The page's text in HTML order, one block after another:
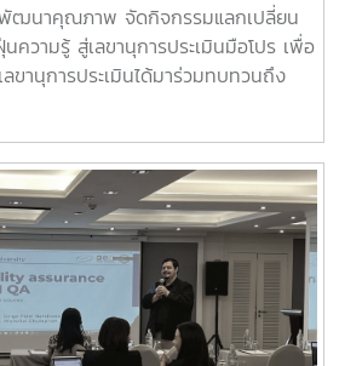
ฒนาคุณภาพ จัดกิจกรรมแลกเปลี่ยน
ความรู้ สู่เลขานุการประเมินมือโปร เพื่อ
ขานุการประเมินได้มาร่วมทบทวนถึง
นที่เป็นมาตรฐานและมีประสิทธิภาพ และ
มร่วมมือจากผู้ปฏิบัติงานประกัน
ที่เข้มแข็ง ในกิจกรรมนี้ มีเจ้าหน้าที่ผู้
พของแต่ละส่วนงานเข้าร่วมแลก
น และพิจารณาเสนอข้อเสนอแนะเพื่อ
การให้มีประสิทธิภาพต่อไป# QA
พ# งานพัฒนาคุณภาพ# กองพัฒนา